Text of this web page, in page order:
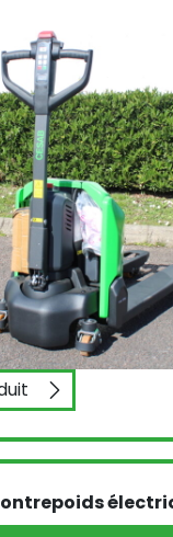
P013I